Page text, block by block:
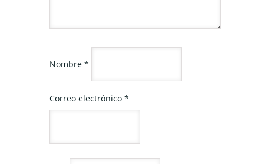
Nombre *
Correo electrónico *